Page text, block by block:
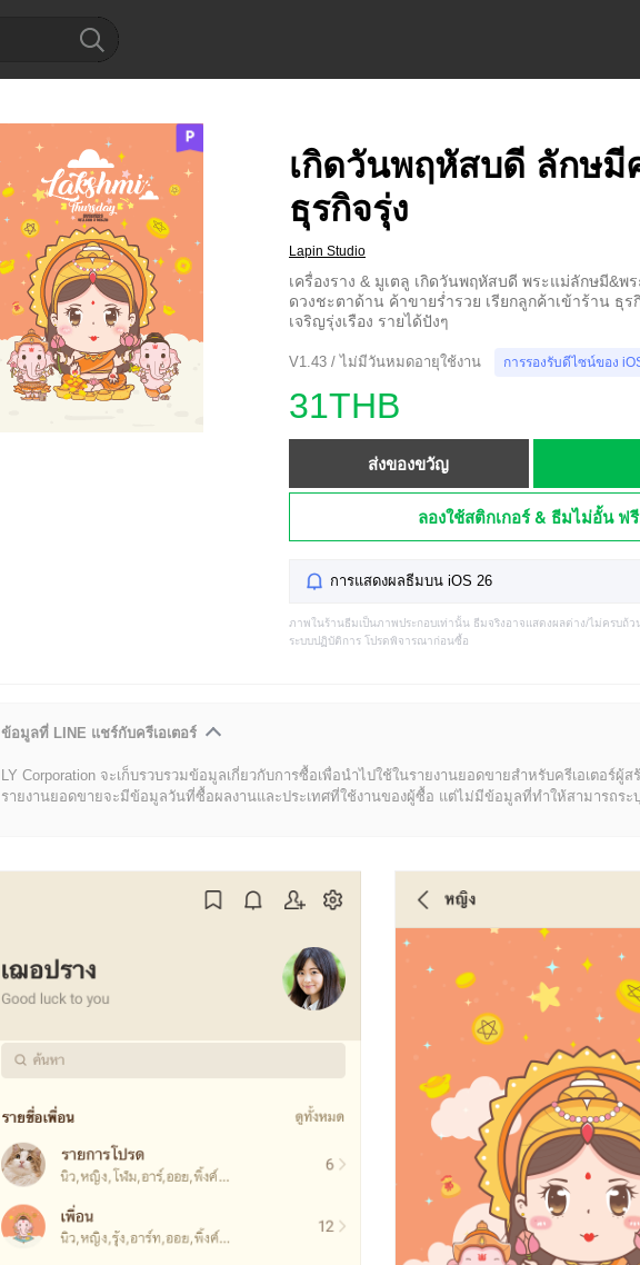
เกิดวันพฤหัสบดี ลักษมี
ธุรกิจรุ่ง
Lapin Studio
เครื่องราง & มูเตลู เกิดวันพฤหัสบดี พระแม่ลักษมี&พ
ดวงชะตาด้าน ค้าขายร่ำรวย เรียกลูกค้าเข้าร้าน ธุร
เจริญรุ่งเรือง รายได้ปังๆ
V1.43 / ไม่มีวันหมดอายุใช้งาน การรองรับดีไซน์ของ
31THB
ส่งของขวัญ
ลองใช้สติกเกอร์ & ธีมไม่อั้น ฟ
การแสดงผลธีมบน iOS 26
ภาพในร้านธีมเป็นภาพประกอบเท่านั้น ธีมจริงอาจแสดงผลต่าง/ไม่ครบถ้ว
ระบบปฏิบัติการ โปรดพิจารณาก่อนซื้อ
ข้อมูลที่ LINE แชร์กับครีเอเตอร์
LY Corporation จะเก็บรวบรวมข้อมูลเกี่ยวกับการซื้อเพื่อนำไปใช้ในรายงานยอดขายสำหรับครีเอเตอร์ผู้ส
รายงานยอดขายจะมีข้อมูลวันที่ซื้อผลงานและประเทศที่ใช้งานของผู้ซื้อ แต่ไม่มีข้อมูลที่ทำให้สามารถระ